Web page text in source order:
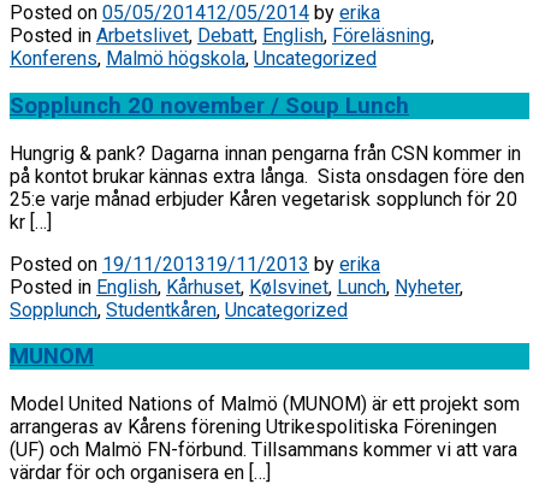
Posted on 05/05/201412/05/2014 by erika
Posted in Arbetslivet, Debatt, English, Föreläsning,
Konferens, Malmö högskola, Uncategorized
Sopplunch 20 november / Soup Lunch
Hungrig & pank? Dagarna innan pengarna från CSN kommer in
på kontot brukar kännas extra långa. Sista onsdagen före den
25:e varje månad erbjuder Kåren vegetarisk sopplunch för 20
kr […]
Posted on 19/11/201319/11/2013 by erika
Posted in English, Kårhuset, Kølsvinet, Lunch, Nyheter,
Sopplunch, Studentkåren, Uncategorized
MUNOM
Model United Nations of Malmö (MUNOM) är ett projekt som
arrangeras av Kårens förening Utrikespolitiska Föreningen
(UF) och Malmö FN-förbund. Tillsammans kommer vi att vara
värdar för och organisera en […]